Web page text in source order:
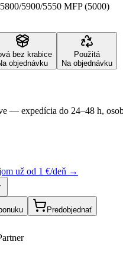
5900/5550 MFP (5000)
bez krabice
objednávku
Použitá
Na objednávku
— expedícia do 24–48 h,
už od 1 €/deň →
Predobjednať